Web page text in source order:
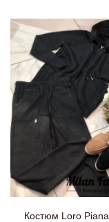
Костюм Loro Piana